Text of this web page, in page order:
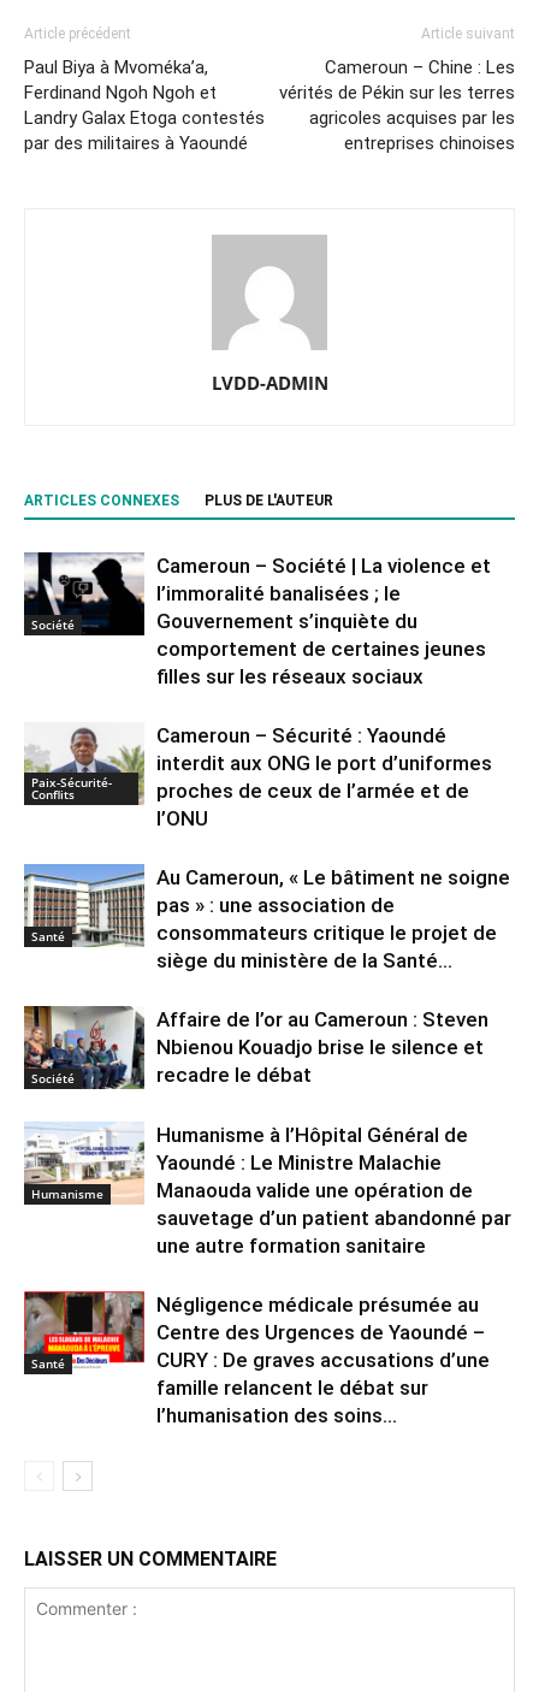
Article précédent
Paul Biya à Mvoméka’a,
Ferdinand Ngoh Ngoh et
Landry Galax Etoga contestés
par des militaires à Yaoundé
Article suivant
Cameroun – Chine : Les
vérités de Pékin sur les terres
agricoles acquises par les
entreprises chinoises
LVDD-ADMIN
ARTICLES CONNEXES PLUS DE L'AUTEUR
Société
Cameroun – Société | La violence et
l’immoralité banalisées ; le
Gouvernement s’inquiète du
comportement de certaines jeunes
filles sur les réseaux sociaux
Paix-Sécurité-
Conflits
Cameroun – Sécurité : Yaoundé
interdit aux ONG le port d’uniformes
proches de ceux de l’armée et de
l’ONU
Santé
Au Cameroun, « Le bâtiment ne soigne
pas » : une association de
consommateurs critique le projet de
siège du ministère de la Santé...
Société
Affaire de l’or au Cameroun : Steven
Nbienou Kouadjo brise le silence et
recadre le débat
Humanisme
Humanisme à l’Hôpital Général de
Yaoundé : Le Ministre Malachie
Manaouda valide une opération de
sauvetage d’un patient abandonné par
une autre formation sanitaire
Santé
Négligence médicale présumée au
Centre des Urgences de Yaoundé –
CURY : De graves accusations d’une
famille relancent le débat sur
l’humanisation des soins...
LAISSER UN COMMENTAIRE